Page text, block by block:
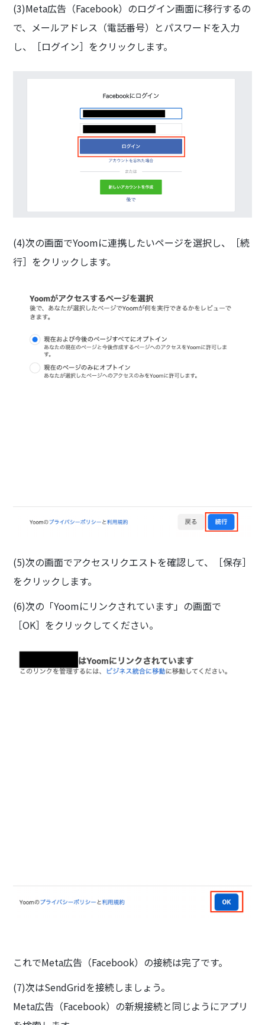
(3)Meta広告（Facebook）のログイン画面に移行するの
で、メールアドレス（電話番号）とパスワードを入力
し、［ログイン］をクリックします。
(4)次の画面でYoomに連携したいページを選択し、［続
行］をクリックします。
(5)次の画面でアクセスリクエストを確認して、［保存］
をクリックします。
(6)次の「Yoomにリンクされています」の画面で
［OK］をクリックしてください。
これでMeta広告（Facebook）の接続は完了です。
(7)次はSendGridを接続しましょう。
Meta広告（Facebook）の新規接続と同じようにアプリ